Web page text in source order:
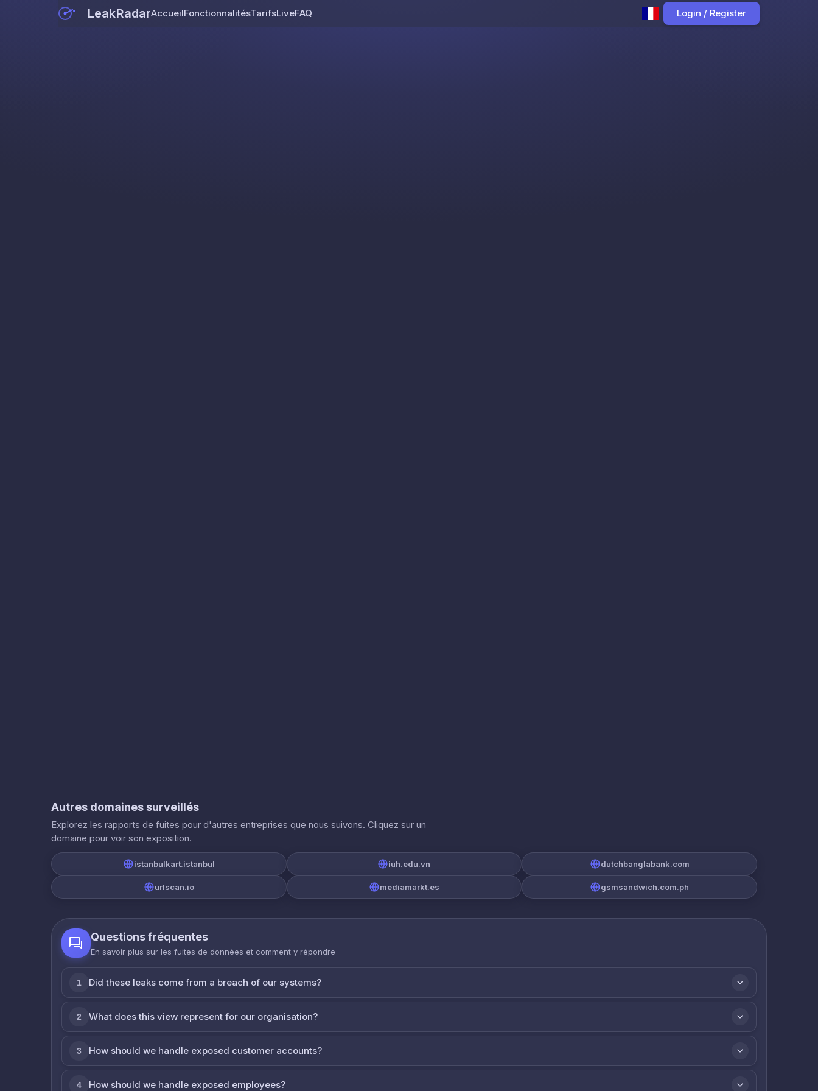
LeakRadarAccueilFonctionnalitésTarifsLiveFAQ Login / Register
Autres domaines surveillés
Explorez les rapports de fuites pour d'autres entreprises que nous suivons. Cliquez sur un
domaine pour voir son exposition.
istanbulkart.istanbul iuh.edu.vn dutchbanglabank.com
urlscan.io mediamarkt.es gsmsandwich.com.ph
Questions fréquentes
En savoir plus sur les fuites de données et comment y répondre
1 Did these leaks come from a breach of our systems?
2 What does this view represent for our organisation?
3 How should we handle exposed customer accounts?
4 How should we handle exposed employees?